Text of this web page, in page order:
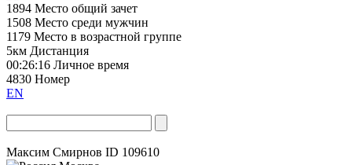
1894 Место общий зачет
1508 Место среди мужчин
1179 Место в возрастной группе
5км Дистанция
00:26:16 Личное время
4830 Номер
EN
Максим Смирнов ID 109610